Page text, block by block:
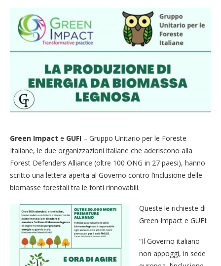
Green Impact e GUFI – Gruppo Unitario per le Foreste
Italiane, le due organizzazioni italiane che aderiscono alla
Forest Defenders Alliance (oltre 100 ONG in 27 paesi), hanno
scritto una lettera aperta al Governo contro l’inclusione delle
biomasse forestali tra le fonti rinnovabili.
Queste le richieste di
Green Impact e GUFI:
“Il Governo italiano
non appoggi, in sede